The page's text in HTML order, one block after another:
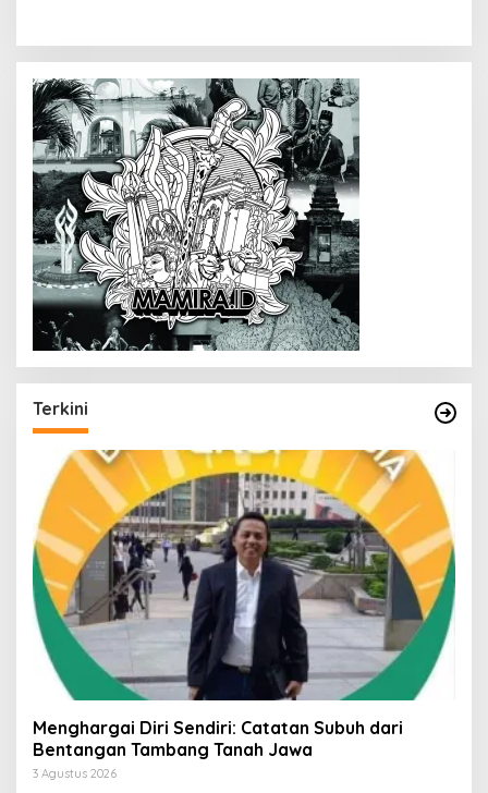
Terkini
Menghargai Diri Sendiri: Catatan Subuh dari
Bentangan Tambang Tanah Jawa
3 Agustus 2026